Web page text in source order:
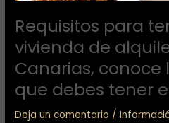
Requisitos para
vivienda de
Canarias, conoce
que debes tener
Deja un comentario /
las
normativas
que
debes